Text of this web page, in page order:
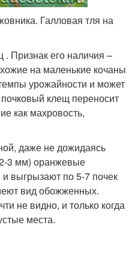
Галловая тля на
Признак его наличия –
на маленькие кочаны
урожайности и может
клещ переносит
как махровость,
даже не дожидаясь
3 мм) оранжевые
и выгрызают по 5-7 почек
вид обожженных.
не видно, и только когда
места.